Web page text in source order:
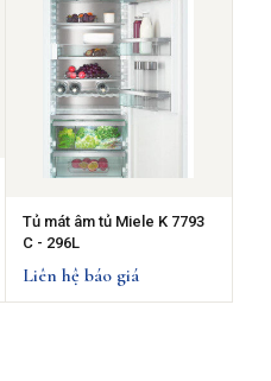
Tủ mát âm tủ Miele K 7793
C - 296L
Liên hệ báo giá